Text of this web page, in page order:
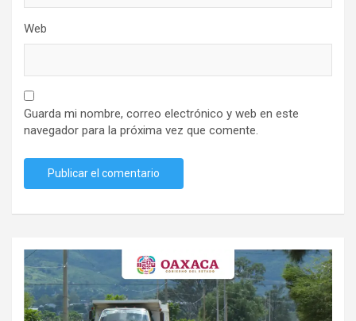
Web
Guarda mi nombre, correo electrónico y web en este
navegador para la próxima vez que comente.